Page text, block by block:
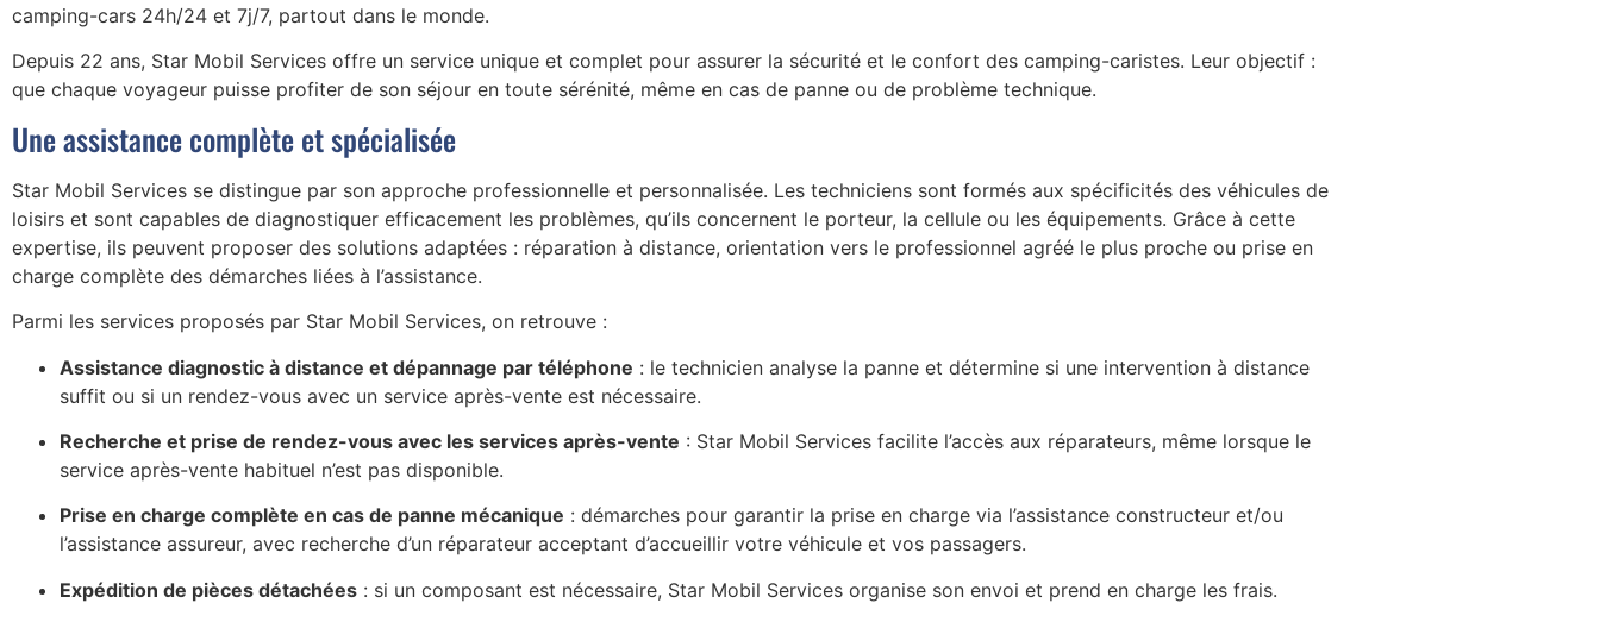
camping-cars 24h/24 et 7j/7, partout dans le monde.
Depuis 22 ans, Star Mobil Services offre un service unique et complet pour assurer la sécurité et le confort des camping-caristes. Leur objectif :
que chaque voyageur puisse profiter de son séjour en toute sérénité, même en cas de panne ou de problème technique.
Une assistance complète et spécialisée
Star Mobil Services se distingue par son approche professionnelle et personnalisée. Les techniciens sont formés aux spécificités des véhicules de
loisirs et sont capables de diagnostiquer efficacement les problèmes, qu’ils concernent le porteur, la cellule ou les équipements. Grâce à cette
expertise, ils peuvent proposer des solutions adaptées : réparation à distance, orientation vers le professionnel agréé le plus proche ou prise en
charge complète des démarches liées à l’assistance.
Parmi les services proposés par Star Mobil Services, on retrouve :
Assistance diagnostic à distance et dépannage par téléphone : le technicien analyse la panne et détermine si une intervention à distance
suffit ou si un rendez-vous avec un service après-vente est nécessaire.
Recherche et prise de rendez-vous avec les services après-vente : Star Mobil Services facilite l’accès aux réparateurs, même lorsque le
service après-vente habituel n’est pas disponible.
Prise en charge complète en cas de panne mécanique : démarches pour garantir la prise en charge via l’assistance constructeur et/ou
l’assistance assureur, avec recherche d’un réparateur acceptant d’accueillir votre véhicule et vos passagers.
Expédition de pièces détachées : si un composant est nécessaire, Star Mobil Services organise son envoi et prend en charge les frais.